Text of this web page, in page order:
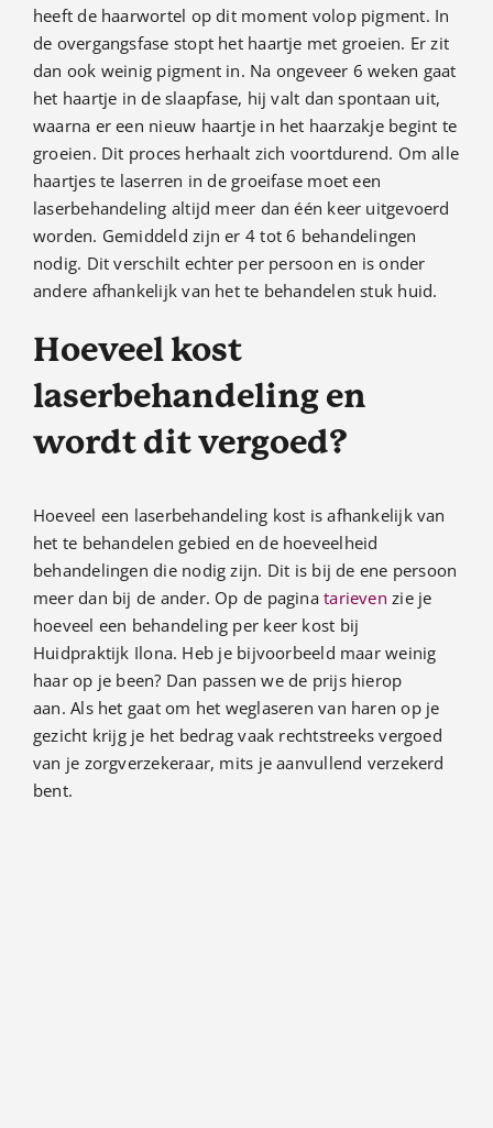
heeft de haarwortel op dit moment volop pigment. In
de overgangsfase stopt het haartje met groeien. Er zit
dan ook weinig pigment in. Na ongeveer 6 weken gaat
het haartje in de slaapfase, hij valt dan spontaan uit,
waarna er een nieuw haartje in het haarzakje begint te
groeien. Dit proces herhaalt zich voortdurend. Om alle
haartjes te laserren in de groeifase moet een
laserbehandeling altijd meer dan één keer uitgevoerd
worden. Gemiddeld zijn er 4 tot 6 behandelingen
nodig. Dit verschilt echter per persoon en is onder
andere afhankelijk van het te behandelen stuk huid.
Hoeveel kost
laserbehandeling en
wordt dit vergoed?
Hoeveel een laserbehandeling kost is afhankelijk van
het te behandelen gebied en de hoeveelheid
behandelingen die nodig zijn. Dit is bij de ene persoon
meer dan bij de ander. Op de paginatarieven zie je
hoeveel een behandeling per keer kost bij
Huidpraktijk Ilona. Heb je bijvoorbeeld maar weinig
haar op je been? Dan passen we de prijs hierop
aan. Als het gaat om het weglaseren van haren op je
gezicht krijg je het bedrag vaak rechtstreeks vergoed
van je zorgverzekeraar, mits je aanvullend verzekerd
bent.